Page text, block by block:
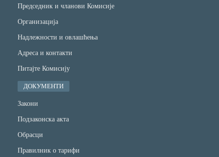
Председник и чланови Комисије
Организација
Надлежности и овлашћења
Адреса и контакти
Питајте Комисију
ДОКУМЕНТИ
Закони
Подзаконска акта
Обрасци
Правилник о тарифи